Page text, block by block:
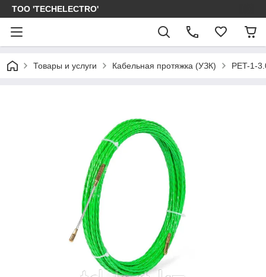
ТОО 'TECHELECTRO'
Товары и услуги Кабельная протяжка (УЗК) PET-1-